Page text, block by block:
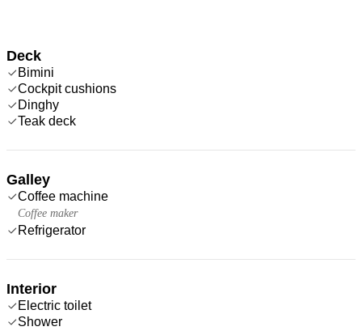
Deck
Bimini
Cockpit cushions
Dinghy
Teak deck
Galley
Coffee machine
Coffee maker
Refrigerator
Interior
Electric toilet
Shower